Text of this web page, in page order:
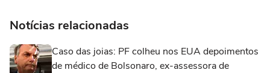
Notícias relacionadas
Caso das joias: PF colheu nos EUA depoimentos
de médico de Bolsonaro, ex-assessora de